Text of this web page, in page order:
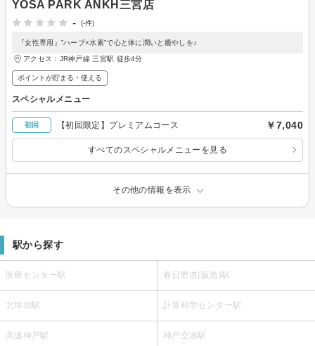
YOSA PARK ANKH三宮店
-
(-件)
『女性専用』”ハーブ×水素”で心と体に潤いと癒やしを♪
アクセス：JR神戸線 三宮駅 徒歩4分
ポイントが貯まる・使える
スペシャルメニュー
初回 【初回限定】プレミアムコース ￥7,040
すべてのスペシャルメニューを見る
その他の情報を表示
駅から探す
医療センター駅 春日野道(阪急)駅
北埠頭駅 計算科学センター駅
高速神戸駅 神戸空港駅